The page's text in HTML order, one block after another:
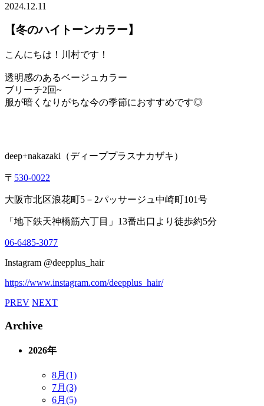
2024.12.11
【冬のハイトーンカラー】
こんにちは！川村です！
透明感のあるベージュカラー
ブリーチ2回~
服が暗くなりがちな今の季節におすすめです◎
deep+nakazaki（ディーププラスナカザキ）
〒 530-0022
大阪市北区浪花町5－2パッサージュ中崎町101号
「地下鉄天神橋筋六丁目」13番出口より徒歩約5分
06-6485-3077
Instagram @deepplus_hair
https://www.instagram.com/deepplus_hair/
PREV NEXT
Archive
2026年
8月(1)
7月(3)
6月(5)